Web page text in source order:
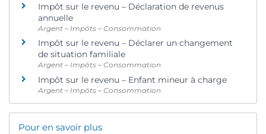
Impôt sur le revenu – Déclaration de revenus
annuelle
Argent – Impôts – Consommation
Impôt sur le revenu – Déclarer un changement
de situation familiale
Argent – Impôts – Consommation
Impôt sur le revenu – Enfant mineur à charge
Argent – Impôts – Consommation
Pour en savoir plus